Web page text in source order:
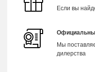
Если вы
Мы
дилерства